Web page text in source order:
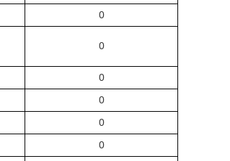
0
0
0
0
0
0